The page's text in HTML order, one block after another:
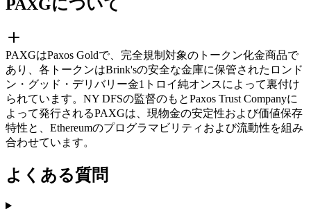
PAXGについて
PAXGはPaxos Goldで、完全規制対象のトークン化金商品で
あり、各トークンはBrink'sの安全な金庫に保管されたロンド
ン・グッド・デリバリー金1トロイ純オンスによって裏付け
られています。NY DFSの監督のもとPaxos Trust Companyに
よって発行されるPAXGは、現物金の安定性および価値保存
特性と、Ethereumのプログラマビリティおよび流動性を組み
合わせています。
よくある質問